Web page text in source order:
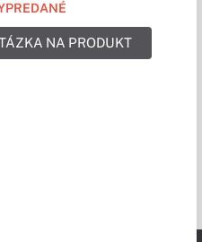
NA PRODUKT